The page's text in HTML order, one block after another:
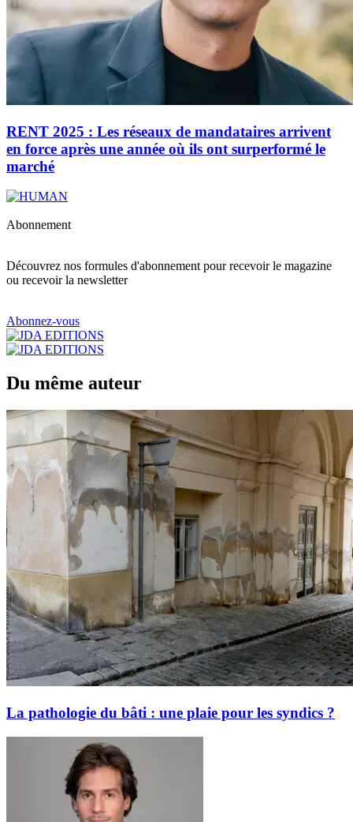
RENT 2025 : Les réseaux de mandataires arrivent
en force après une année où ils ont surperformé le
marché
Abonnement
Découvrez nos formules d'abonnement pour recevoir le magazine
ou recevoir la newsletter
Abonnez-vous
Du même auteur
La pathologie du bâti : une plaie pour les syndics ?